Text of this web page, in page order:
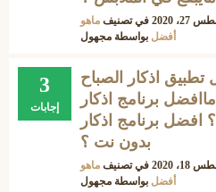
2020 في تصنيف ماهو
أفضل بواسطة مجهول
3
إجابات
اذكار الصباح
برنامج اذكار
افضل برنامج اذكار
بدون نت ؟
2020 في تصنيف ماهو
أفضل بواسطة مجهول